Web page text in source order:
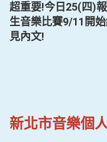
超重要!今日25(四)
生音樂比賽9/11開
見內文!
新北市音樂個